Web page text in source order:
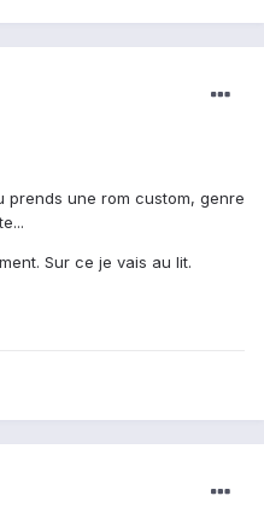
prends une rom custom, genre
Sur ce je vais au lit.